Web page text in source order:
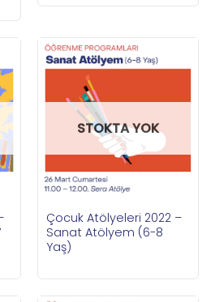
STOKTA YOK
Çocuk Atölyeleri 2022 –
Sanat Atölyem (6-8
Yaş)